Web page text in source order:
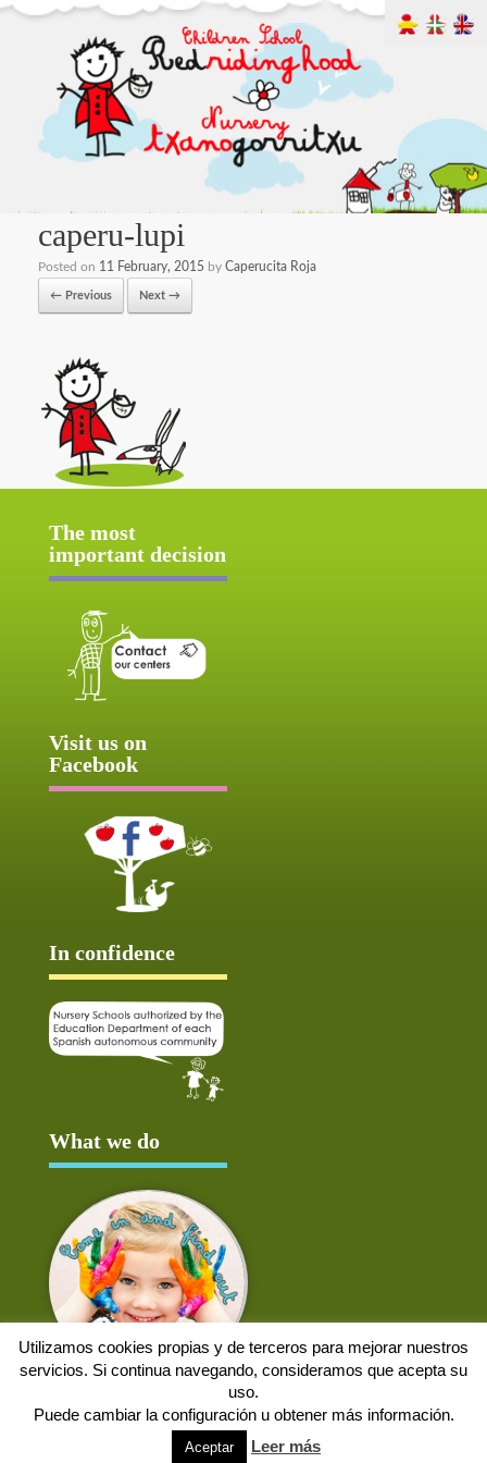
caperu-lupi
Posted on 11 February, 2015 by Caperucita Roja
← Previous Next →
The most
important decision
Visit us on
Facebook
In confidence
What we do
Utilizamos cookies propias y de terceros para mejorar nuestros
servicios. Si continua navegando, consideramos que acepta su
uso.
Puede cambiar la configuración u obtener más información.
Aceptar Leer más
Aviso Legal Política de cookies Protección de datos Solicitud de baja